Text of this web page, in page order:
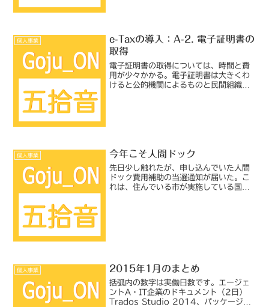
個人事業
e-Taxの導入：A-2. 電子証明書の
取得
電子証明書の取得については、時間と費
用が少々かかる。電子証明書は大きくわ
けると公的機関によるものと民間組織に
個人事業 今年こそ人間ドック
先日少し触れたが、申し込んでいた人間
ドック費用補助の当選通知が届いた。こ
れは、住んでいる市が実施している国民
個人事業 2015年1月のまとめ
括弧内の数字は実働日数です。エージェ
ントA・IT企業のドキュメント（2日）
Trados Studio 2014、パッケージと